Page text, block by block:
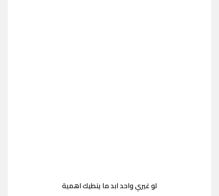
لو غيري واحد ابد ما ينطيك اهمية